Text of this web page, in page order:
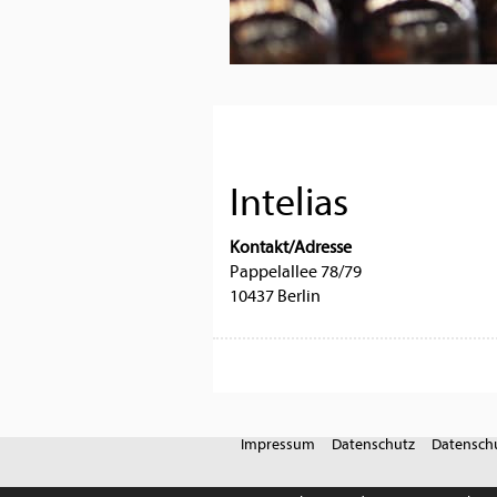
Intelias
Kontakt/Adresse
Pappelallee 78/79
10437 Berlin
Impressum Datenschutz